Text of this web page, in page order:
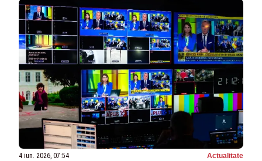
4 iun. 2026, 07:54 Actualitate